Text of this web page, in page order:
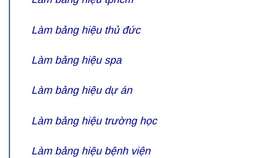
Làm bảng hiệu thủ đức
Làm bảng hiệu spa
Làm bảng hiệu dự án
Làm bảng hiệu trường học
Làm bảng hiệu bệnh viện